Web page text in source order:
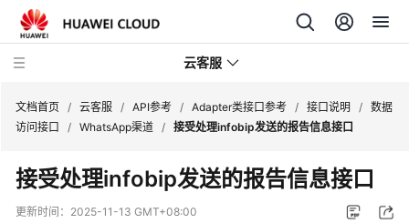
云客服
品
介
文档首页 / 云客服 / API参考 / Adapter类接口参考 / 接口说明 / 数据
访问接口
/ WhatsApp渠道 / 接受处理infobip发送的报告信息接口
接受处理infobip发送的报告信息接口
更新时间： 2025-11-13 GMT+08:00